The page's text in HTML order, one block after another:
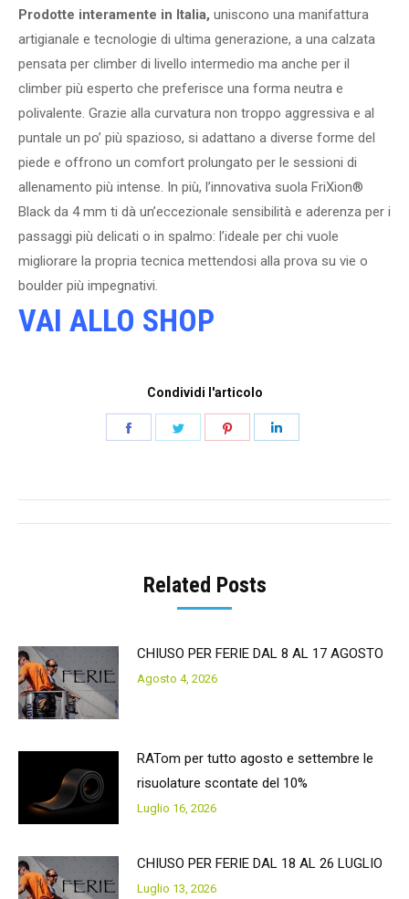
Prodotte interamente in Italia, uniscono una manifattura
artigianale e tecnologie di ultima generazione, a una calzata
pensata per climber di livello intermedio ma anche per il
climber più esperto che preferisce una forma neutra e
polivalente. Grazie alla curvatura non troppo aggressiva e al
puntale un po’ più spazioso, si adattano a diverse forme del
piede e offrono un comfort prolungato per le sessioni di
allenamento più intense. In più, l’innovativa suola FriXion®
Black da 4 mm ti dà un’eccezionale sensibilità e aderenza per i
passaggi più delicati o in spalmo: l’ideale per chi vuole
migliorare la propria tecnica mettendosi alla prova su vie o
boulder più impegnativi.
VAI ALLO SHOP
Condividi l'articolo
Post
Related Posts
CHIUSO PER FERIE DAL 8 AL 17 AGOSTO
Agosto 4, 2026
RATom per tutto agosto e settembre le
risuolature scontate del 10%
Luglio 16, 2026
CHIUSO PER FERIE DAL 18 AL 26 LUGLIO
Luglio 13, 2026